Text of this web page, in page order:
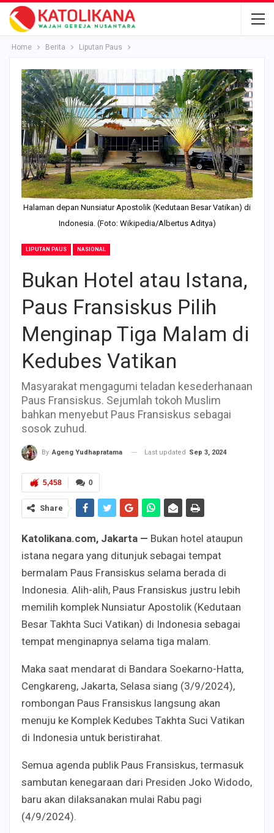
Home Berita Liputan Paus
Halaman depan Nunsiatur Apostolik (Kedutaan Besar Vatikan) di
Indonesia. (Foto: Wikipedia/Albertus Aditya)
LIPUTAN PAUS NASIONAL
Bukan Hotel atau Istana,
Paus Fransiskus Pilih
Menginap Tiga Malam di
Kedubes Vatikan
Masyarakat mengagumi teladan kesederhanaan
Paus Fransiskus. Sejumlah tokoh Muslim
bahkan menyebut Paus Fransiskus sebagai
sosok zuhud.
By Ageng Yudhapratama Last updated Sep 3, 2024
0
5,458
Share
Katolikana.com, Jakarta — Bukan hotel ataupun
istana negara yang ditunjuk sebagai tempat
bermalam Paus Fransiskus selama berada di
Indonesia. Alih-alih, Paus Fransiskus justru lebih
memilih komplek Nunsiatur Apostolik (Kedutaan
Besar Takhta Suci Vatikan) di Indonesia sebagai
tempat menginapnya selama tiga malam.
Maka saat mendarat di Bandara Soekarno-Hatta,
Cengkareng, Jakarta, Selasa siang (3/9/2024),
rombongan Paus Fransiskus langsung akan
menuju ke Komplek Kedubes Takhta Suci Vatikan
di Indonesia untuk beristirahat.
Semua agenda publik Paus Fransiskus, termasuk
sambutan kenegaraan dari Presiden Joko Widodo,
baru akan dilaksanakan mulai Rabu pagi
(4/9/2024).